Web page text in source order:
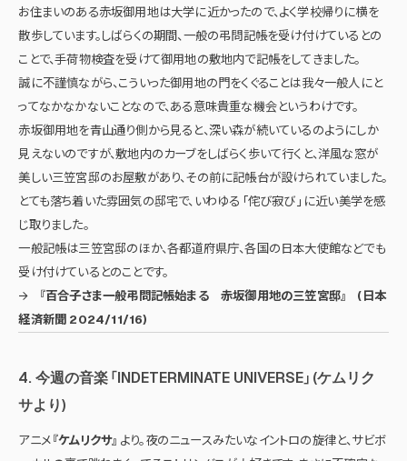
お住まいのある赤坂御用地は大学に近かったので、よく学校帰りに横を
散歩しています。しばらくの期間、一般の弔問記帳を受け付けているとの
ことで、手荷物検査を受けて御用地の敷地内で記帳をしてきました。
誠に不謹慎ながら、こういった御用地の門をくぐることは我々一般人にと
ってなかなかないことなので、ある意味貴重な機会というわけです。
赤坂御用地を青山通り側から見ると、深い森が続いているのようにしか
見えないのですが、敷地内のカーブをしばらく歩いて行くと、洋風な窓が
美しい三笠宮邸のお屋敷があり、その前に記帳台が設けられていました。
とても落ち着いた雰囲気の邸宅で、いわゆる 「侘び寂び」 に近い美学を感
じ取りました。
一般記帳は三笠宮邸のほか、各都道府県庁、各国の日本大使館などでも
受け付けているとのことです。
→ 『百合子さま一般弔問記帳始まる 赤坂御用地の三笠宮邸』 (日本
経済新聞 2024/11/16)
4. 今週の音楽 「INDETERMINATE UNIVERSE」 (ケムリク
サより)
アニメ『ケムリクサ』 より。夜のニュースみたいなイントロの旋律と、サビボ